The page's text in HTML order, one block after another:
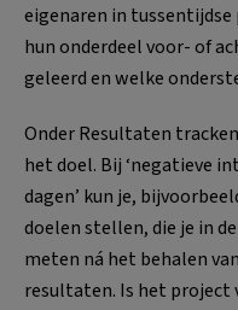
eigenaren in
hun onderdeel voor- of
geleerd en welke
Onder Resultaten
het doel. Bij ‘negatieve
dagen’ kun je,
doelen stellen, die je in
meten ná het behalen
resultaten. Is het project